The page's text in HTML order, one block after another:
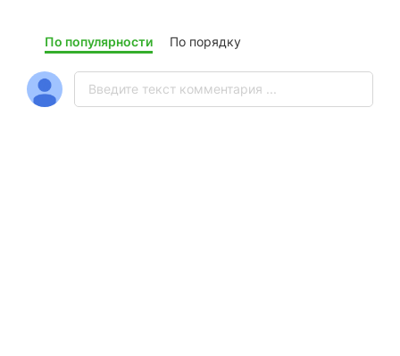
По популярности По порядку